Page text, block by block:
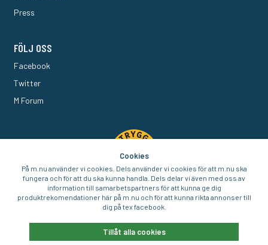
Press
FÖLJ OSS
Facebook
Twitter
M Forum
Cookies
På m.nu använder vi cookies. Dels använder vi cookies för att m.nu ska
fungera och för att du ska kunna handla. Dels delar vi även med oss av
information till samarbetspartners för att kunna ge dig
produktrekomendationer här på m.nu och för att kunna rikta annonser till
dig på tex facebook.
Tillåt alla cookies